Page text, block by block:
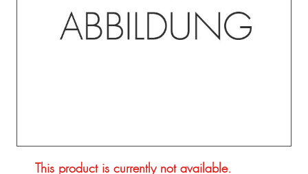
This product is currently not available.